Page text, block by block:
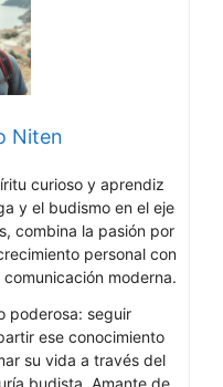
Niten
curioso y aprendiz
y el budismo en el eje
combina la pasión por
personal con
moderna.
poderosa: seguir
ese conocimiento
su vida a través del
budista. Amante de